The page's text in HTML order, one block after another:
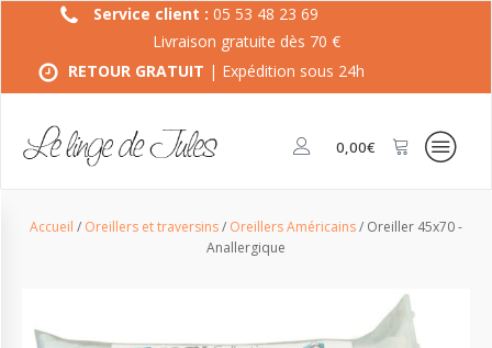
Service client : 05 53 48 23 69
Livraison gratuite dès 70 €
RETOUR GRATUIT | Expédition sous 24h
0,00€
Accueil / Oreillers et traversins/ Oreillers Américains/ Oreiller 45x70 -
Anallergique